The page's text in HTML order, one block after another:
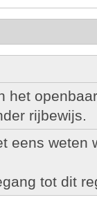
het
rijbewijs.
eens weten
tot dit